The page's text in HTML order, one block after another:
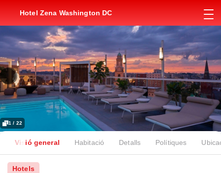
Hotel Zena Washington DC
1 / 22
Visió general Habitació Detalls Polítiques
Hotels